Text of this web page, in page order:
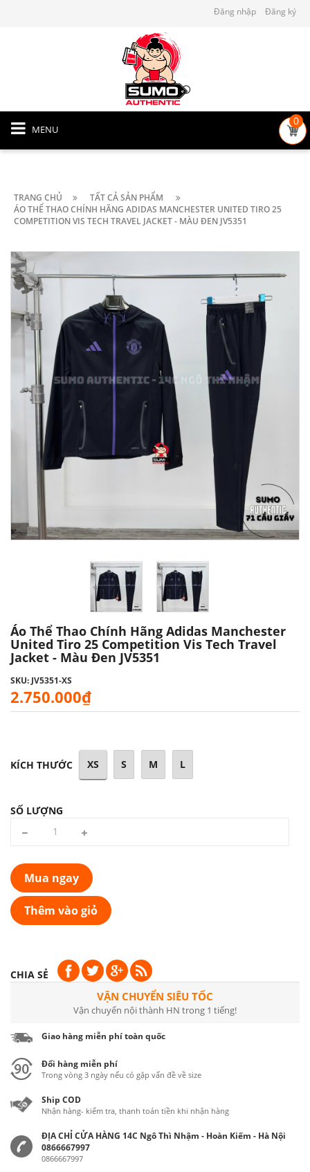
Đăng nhập Đăng ký
MENU
0
TRANG CHỦ
TẤT CẢ SẢN PHẨM
ÁO THỂ THAO CHÍNH HÃNG ADIDAS MANCHESTER UNITED TIRO 25
COMPETITION VIS TECH TRAVEL JACKET - MÀU ĐEN JV5351
Áo Thể Thao Chính Hãng Adidas Manchester
United Tiro 25 Competition Vis Tech Travel
Jacket - Màu Đen JV5351
SKU: JV5351-XS
2.750.000₫
KÍCH THƯỚC XS S M L
SỐ LƯỢNG
Mua ngay
Thêm vào giỏ
CHIA SẺ
VẬN CHUYỂN SIÊU TỐC
Vận chuyển nội thành HN trong 1 tiếng!
Giao hàng miễn phí toàn quốc
Đổi hàng miễn phí
Trong vòng 3 ngày nếu có gặp vấn đề về size
Ship COD
Nhận hàng- kiểm tra, thanh toán tiền khi nhận hàng
ĐỊA CHỈ CỬA HÀNG 14C Ngô Thì Nhậm - Hoàn Kiếm - Hà Nội
0866667997
0866667997